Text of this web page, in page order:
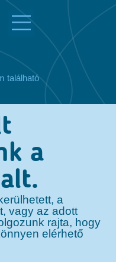
található
a
a
vagy az adott
rajta, hogy
elérhető